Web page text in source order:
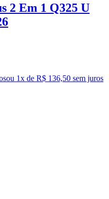
2 Em 1 Q325 U
ou 1x de R$ 136,50 sem juros